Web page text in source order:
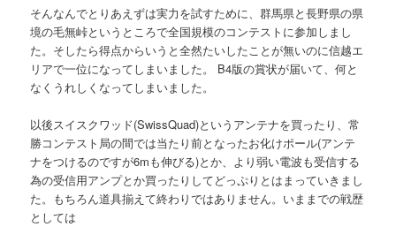
そんなんでとりあえずは実力を試すために、群馬県と長野県の県
境の毛無峠というところで全国規模のコンテストに参加しまし
た。そしたら得点からいうと全然たいしたことが無いのに信越エ
リアで一位になってしまいました。 B4版の賞状が届いて、何と
なくうれしくなってしまいました。
以後スイスクワッド(SwissQuad)というアンテナを買ったり、常
勝コンテスト局の間では当たり前となったお化けポール(アンテ
ナをつけるのですが6mも伸びる)とか、より弱い電波も受信する
為の受信用アンプとか買ったりしてどっぷりとはまっていきまし
た。もちろん道具揃えて終わりではありません。いままでの戦歴
としては